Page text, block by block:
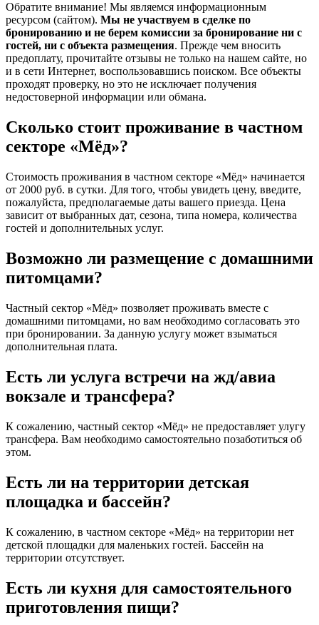
Обратите внимание! Мы являемся информационным
ресурсом (сайтом). Мы не участвуем в сделке по
бронированию и не берем комиссии за бронирование ни с
гостей, ни с объекта размещения. Прежде чем вносить
предоплату, прочитайте отзывы не только на нашем сайте, но
и в сети Интернет, воспользовавшись поиском. Все объекты
проходят проверку, но это не исключает получения
недостоверной информации или обмана.
Сколько стоит проживание в частном
секторе «Мёд»?
Стоимость проживания в частном секторе «Мёд» начинается
от 2000 руб. в сутки. Для того, чтобы увидеть цену, введите,
пожалуйста, предполагаемые даты вашего приезда. Цена
зависит от выбранных дат, сезона, типа номера, количества
гостей и дополнительных услуг.
Возможно ли размещение с домашними
питомцами?
Частный сектор «Мёд» позволяет проживать вместе с
домашними питомцами, но вам необходимо согласовать это
при бронировании. За данную услугу может взыматься
дополнительная плата.
Есть ли услуга встречи на жд/авиа
вокзале и трансфера?
К сожалению, частный сектор «Мёд» не предоставляет улугу
трансфера. Вам необходимо самостоятельно позаботиться об
этом.
Есть ли на территории детская
площадка и бассейн?
К сожалению, в частном секторе «Мёд» на территории нет
детской площадки для маленьких гостей. Бассейн на
территории отсутствует.
Есть ли кухня для самостоятельного
приготовления пищи?